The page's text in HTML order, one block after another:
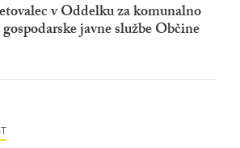
v Oddelku za komunalno
javne službe Občine